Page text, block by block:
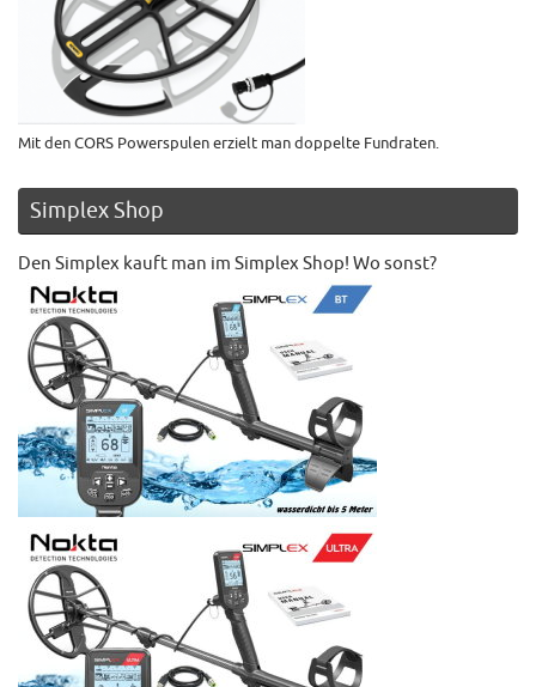
Mit den CORS Powerspulen erzielt man doppelte Fundraten.
Simplex Shop
Den Simplex kauft man im Simplex Shop! Wo sonst?